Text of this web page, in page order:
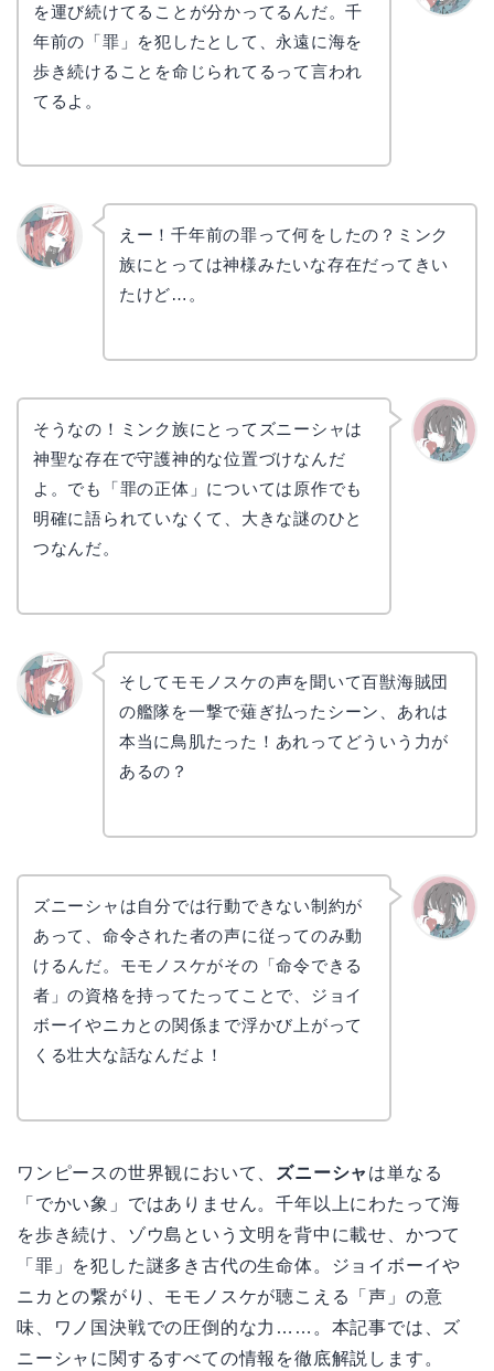
を運び続けてることが分かってるんだ。千
年前の「罪」を犯したとして、永遠に海を
歩き続けることを命じられてるって言われ
てるよ。
えー！千年前の罪って何をしたの？ミンク
族にとっては神様みたいな存在だってきい
たけど…。
そうなの！ミンク族にとってズニーシャは
神聖な存在で守護神的な位置づけなんだ
よ。でも「罪の正体」については原作でも
明確に語られていなくて、大きな謎のひと
つなんだ。
そしてモモノスケの声を聞いて百獣海賊団
の艦隊を一撃で薙ぎ払ったシーン、あれは
本当に鳥肌たった！あれってどういう力が
あるの？
ズニーシャは自分では行動できない制約が
あって、命令された者の声に従ってのみ動
けるんだ。モモノスケがその「命令できる
者」の資格を持ってたってことで、ジョイ
ボーイやニカとの関係まで浮かび上がって
くる壮大な話なんだよ！
ワンピースの世界観において、 ズニーシャ は単なる
「でかい象」ではありません。千年以上にわたって海
を歩き続け、ゾウ島という文明を背中に載せ、かつて
「罪」を犯した謎多き古代の生命体。ジョイボーイや
ニカとの繋がり、モモノスケが聴こえる「声」の意
味、ワノ国決戦での圧倒的な力……。本記事では、ズ
ニーシャに関するすべての情報を徹底解説します。